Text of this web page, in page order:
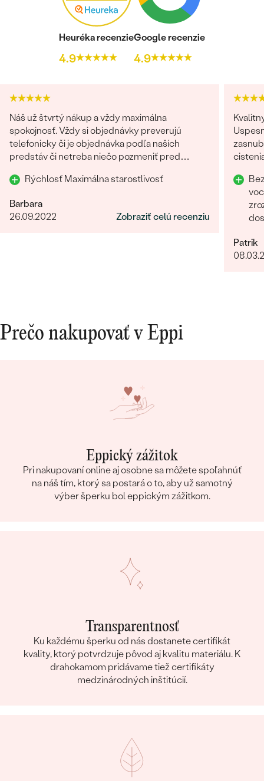
Heuréka recenzie
4.9
Google recenzie
4.9
Náš už štvrtý nákup a vždy maximálna
spokojnosť. Vždy si objednávky preverujú
telefonicky či je objednávka podľa naších
predstáv či netreba niečo pozmeniť pred
Rýchlosť Maximálna starostlivosť
Barbara
26.09.2022
Zobraziť celú recenziu
Patrik
Prečo nakupovať v Eppi
Eppický zážitok
Pri nakupovaní online aj osobne sa môžete spoľahnúť
na náš tím, ktorý sa postará o to, aby už samotný
výber šperku bol eppickým zážitkom.
Transparentnosť
Ku každému šperku od nás dostanete certifikát
kvality, ktorý potvrdzuje pôvod aj kvalitu materiálu. K
drahokamom pridávame tiež certifikáty
medzinárodných inštitúcií.